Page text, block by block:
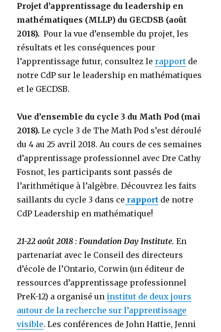
Projet d’apprentissage du leadership en
mathématiques (MLLP) du GECDSB (août
2018). Pour la vue d’ensemble du projet, les
résultats et les conséquences pour
l’apprentissage futur, consultez lerapport de
notre CdP sur le leadership en mathématiques
et le GECDSB.
Vue d’ensemble du cycle 3 du Math Pod (mai
2018).Le cycle 3 de The Math Pod s’est déroulé
du 4 au 25 avril 2018. Au cours de ces semaines
d’apprentissage professionnel avec Dre Cathy
Fosnot, les participants sont passés de
l’arithmétique à l’algèbre. Découvrez les faits
saillants du cycle 3 dans ce rapport de notre
CdP Leadership en mathématique!
21-22 août 2018 : Foundation Day Institute.En
partenariat avec le Conseil des directeurs
d’école de l’Ontario, Corwin (un éditeur de
ressources d’apprentissage professionnel
PreK-12) a organisé un institut de deux jours
autour de la recherche sur l’apprentissage
visible. Les conférences de John Hattie, Jenni